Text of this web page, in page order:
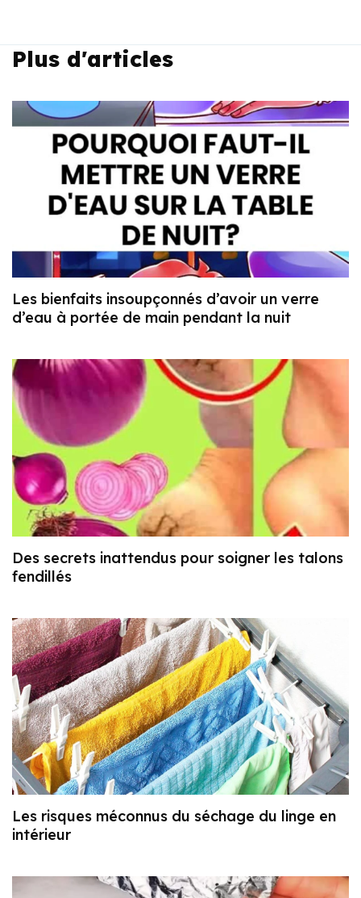
Plus d'articles
Les bienfaits insoupçonnés d’avoir un verre
d’eau à portée de main pendant la nuit
Des secrets inattendus pour soigner les talons
fendillés
Les risques méconnus du séchage du linge en
intérieur